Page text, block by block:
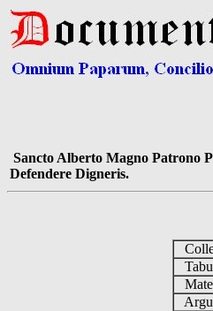
Sancto Alberto Magno Patrono
Defendere Digneris.